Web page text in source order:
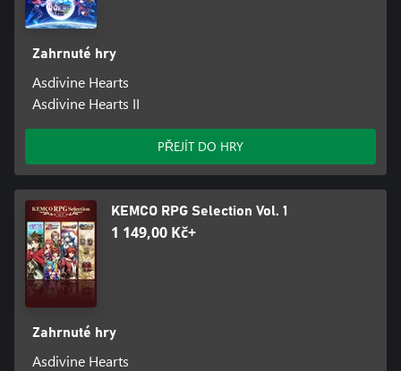
Zahrnuté hry
Asdivine Hearts
Asdivine Hearts II
PŘEJÍT DO HRY
KEMCO RPG Selection Vol. 1
1 149,00 Kč+
Zahrnuté hry
Asdivine Hearts